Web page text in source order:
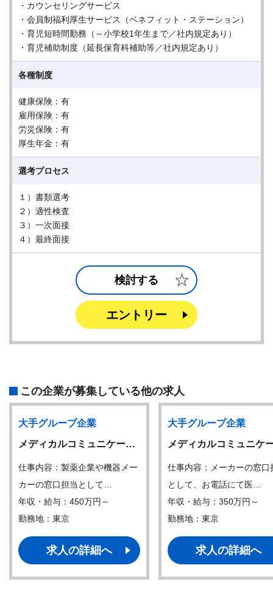
・カウンセリングサービス
・会員制福利厚生サービス（ベネフィット・ステーション）
・育児短時間勤務（～小学校1年生まで／社内規定あり）
・育児補助制度（延長保育科補助等／社内規定あり）
各種制度
健康保険：有
雇用保険：有
労災保険：有
厚生年金：有
選考プロセス
１）書類選考
２）適性検査
３）一次面接
４）最終面接
検討する
エントリー
この企業が募集している他の求人
大手グループ企業
メディカルコミュニケー…
仕事内容：製薬企業や機器メー
カーの窓口担当として…
年収・給与：450万円～
勤務地：東京
求人の詳細へ
大手グループ企業
メディカルコミュニケ
仕事内容：メーカーの窓口
として、お電話にて医…
年収・給与：350万円～
勤務地：東京
求人の詳細へ